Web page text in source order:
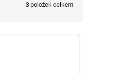
3 položek celkem